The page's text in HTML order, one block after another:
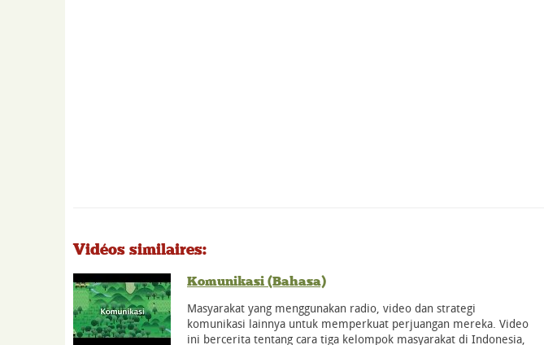
Vidéos similaires:
Komunikasi (Bahasa)
Masyarakat yang menggunakan radio, video dan strategi
komunikasi lainnya untuk memperkuat perjuangan mereka. Video
ini bercerita tentang cara tiga kelompok masyarakat di Indonesia,